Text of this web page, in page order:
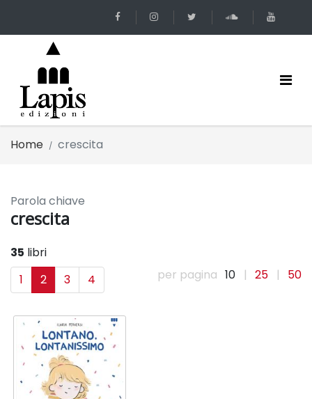
Home crescita
Parola chiave
crescita
35 libri
1
2 3 4 per pagina 10 | 25 | 50